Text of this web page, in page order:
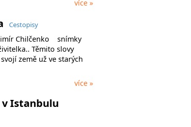
více »
Cestopisy
Chilčenko snímky
Těmito slovy
země už ve starých
více »
Istanbulu